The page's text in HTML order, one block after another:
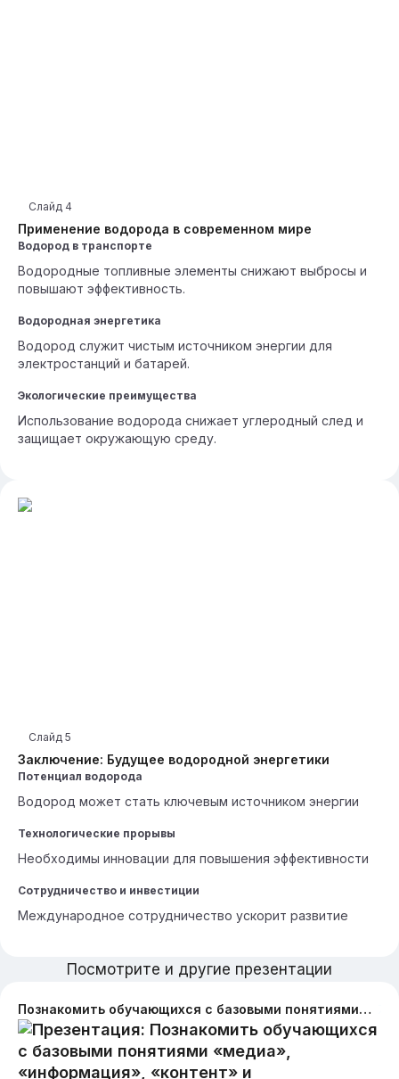
Применение водорода в современном мире
Слайд 4
Водород в транспорте
Водородные топливные элементы снижают выбросы и
повышают эффективность.
Водородная энергетика
Водород служит чистым источником энергии для
электростанций и батарей.
Экологические преимущества
Использование водорода снижает углеродный след и
защищает окружающую среду.
Заключение: Будущее водородной энергетики
Слайд 5
Потенциал водорода
Водород может стать ключевым источником энергии
Технологические прорывы
Необходимы инновации для повышения эффективности
Сотрудничество и инвестиции
Международное сотрудничество ускорит развитие
Посмотрите и другие презентации
Познакомить обучающихся с базовыми понятиями «медиа», «информация», «контент» и «информационное пространство»